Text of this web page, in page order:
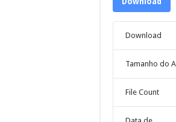
Download
Tamanho do
File Count